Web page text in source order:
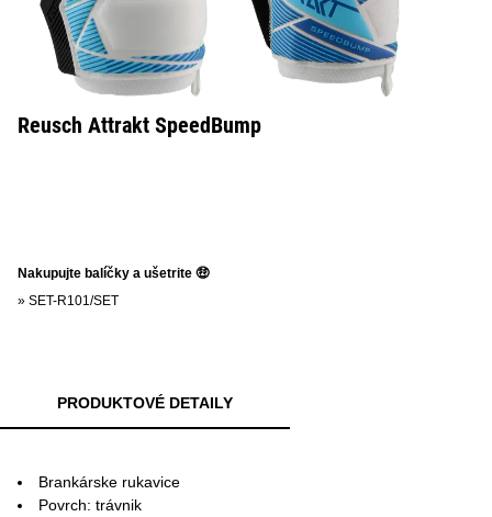
Reusch Attrakt SpeedBump
Nakupujte balíčky a ušetrite 🤑
» SET-R101/SET
PRODUKTOVÉ DETAILY
Brankárske rukavice
Povrch: trávnik